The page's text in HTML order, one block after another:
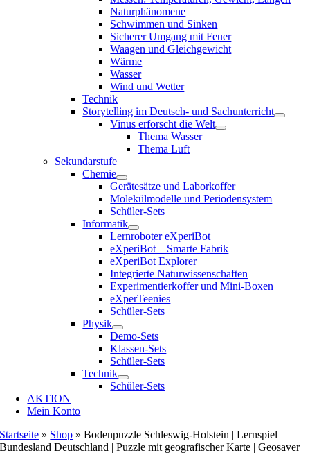
Naturphänomene
Schwimmen und Sinken
Sicherer Umgang mit Feuer
Waagen und Gleichgewicht
Wärme
Wasser
Wind und Wetter
Technik
Storytelling im Deutsch- und Sachunterricht
Vinus erforscht die Welt
Thema Wasser
Thema Luft
Sekundarstufe
Chemie
Gerätesätze und Laborkoffer
Molekülmodelle und Periodensystem
Schüler-Sets
Informatik
Lernroboter eXperiBot
eXperiBot – Smarte Fabrik
eXperiBot Explorer
Integrierte Naturwissenschaften
Experimentierkoffer und Mini-Boxen
eXperTeenies
Schüler-Sets
Physik
Demo-Sets
Klassen-Sets
Schüler-Sets
Technik
Schüler-Sets
AKTION
Mein Konto
Startseite » Shop »Bodenpuzzle Schleswig-Holstein | Lernspiel
Bundesland Deutschland | Puzzle mit geografischer Karte | Geosaver